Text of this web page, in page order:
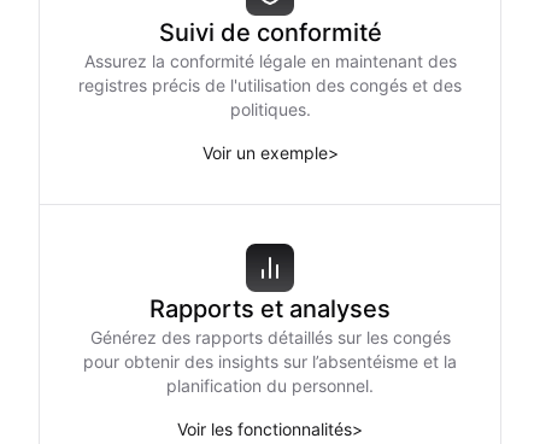
Suivi de conformité
Assurez la conformité légale en maintenant des
registres précis de l'utilisation des congés et des
politiques.
Voir un exemple>
Rapports et analyses
Générez des rapports détaillés sur les congés
pour obtenir des insights sur l’absentéisme et la
planification du personnel.
Voir les fonctionnalités>